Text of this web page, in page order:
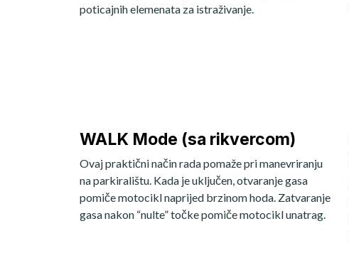
poticajnih elemenata za istraživanje.
WALK Mode (sa rikvercom)
Ovaj praktični način rada pomaže pri manevriranju
na parkiralištu. Kada je uključen, otvaranje gasa
pomiče motocikl naprijed brzinom hoda. Zatvaranje
gasa nakon “nulte” točke pomiče motocikl unatrag.